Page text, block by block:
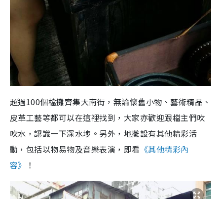
超過100個檔攤齊集大南街，無論懷舊小物、藝術精品、
皮革工藝等都可以在這裡找到，大家亦歡迎跟檔主們吹
吹水，認識一下深水埗。另外，地攤設有其他精彩活
動，包括以物易物及音樂表演，即看 《其他精彩內
容》
！